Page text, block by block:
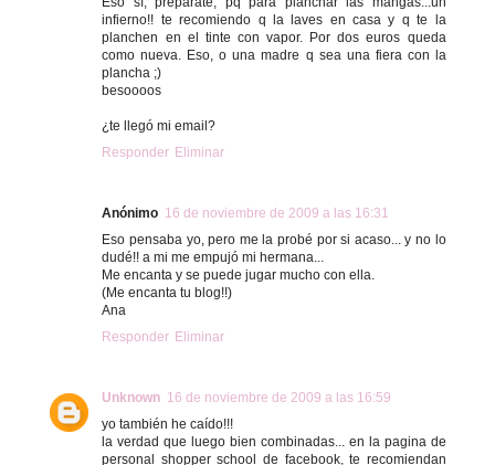
infierno!! te recomiendo q la laves en casa y q te la
planchen en el tinte con vapor. Por dos euros queda
como nueva. Eso, o una madre q sea una fiera con la
plancha ;)
besoooos
¿te llegó mi email?
Responder Eliminar
Anónimo 16 de noviembre de 2009 a las 16:31
Eso pensaba yo, pero me la probé por si acaso... y no lo
dudé!! a mi me empujó mi hermana...
Me encanta y se puede jugar mucho con ella.
(Me encanta tu blog!!)
Ana
Responder Eliminar
Unknown 16 de noviembre de 2009 a las 16:59
yo también he caído!!!
la verdad que luego bien combinadas... en la pagina de
personal shopper school de facebook, te recomiendan